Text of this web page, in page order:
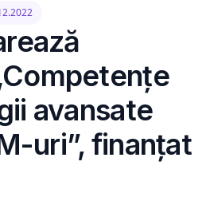
avansate
uri”, finanțat